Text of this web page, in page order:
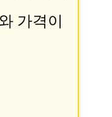
가격이